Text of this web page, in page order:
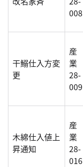
008
干鰯仕入方変
更
産
業
28-
009
木綿仕入値上
昇通知
産
業
28-
016